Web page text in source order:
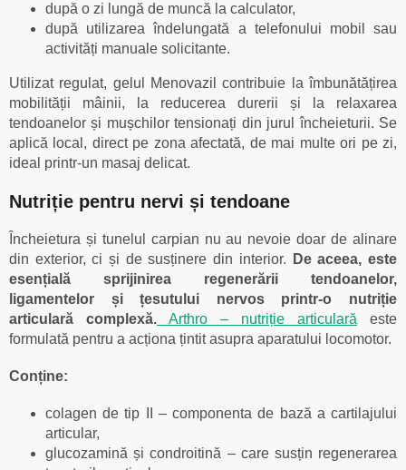
după o zi lungă de muncă la calculator,
după utilizarea îndelungată a telefonului mobil sau
activități manuale solicitante.
Utilizat regulat, gelul Menovazil contribuie la îmbunătățirea
mobilității mâinii, la reducerea durerii și la relaxarea
tendoanelor și mușchilor tensionați din jurul încheieturii. Se
aplică local, direct pe zona afectată, de mai multe ori pe zi,
ideal printr-un masaj delicat.
Nutriție pentru nervi și tendoane
Încheietura și tunelul carpian nu au nevoie doar de alinare
din exterior, ci și de susținere din interior.
De aceea, este
esențială sprijinirea regenerării tendoanelor,
ligamentelor și țesutului nervos printr-o nutriție
articulară complexă.
Arthro – nutriție articulară este
formulată pentru a acționa țintit asupra aparatului locomotor.
Conține:
colagen de tip II – componenta de bază a cartilajului
articular,
glucozamină și condroitină – care susțin regenerarea